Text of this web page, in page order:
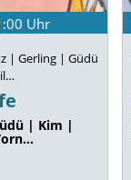
Uhr
| Gerling | Güdü
| Kim |